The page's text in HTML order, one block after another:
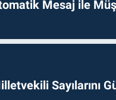
Mesaj ile
Sayılarını